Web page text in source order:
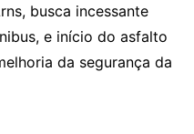
busca incessante
e início do asfalto
da segurança da